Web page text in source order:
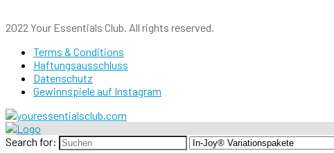
2022 Your Essentials Club. All rights reserved.
Terms & Conditions
Haftungsausschluss
Datenschutz
Gewinnspiele auf Instagram
Search for: